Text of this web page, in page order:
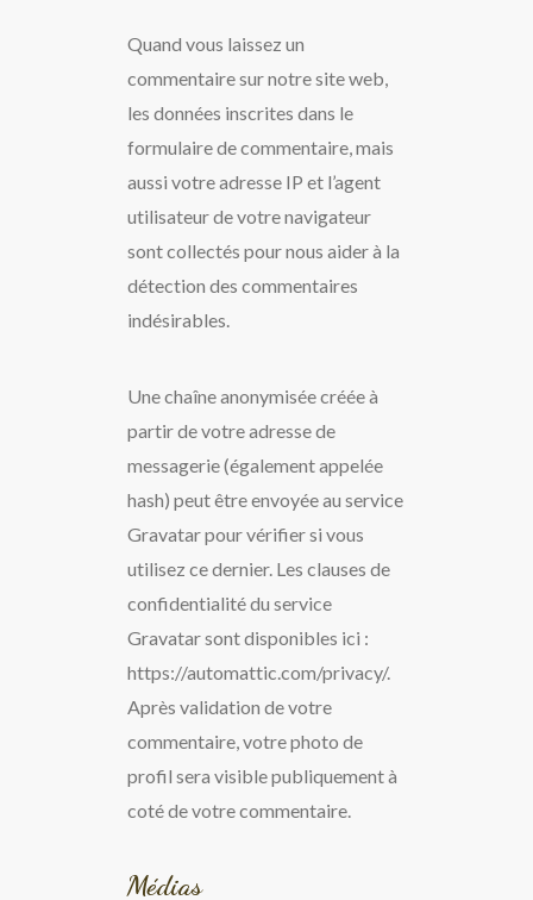
Quand vous laissez un
commentaire sur notre site web,
les données inscrites dans le
formulaire de commentaire, mais
aussi votre adresse IP et l’agent
utilisateur de votre navigateur
sont collectés pour nous aider à la
détection des commentaires
indésirables.
Une chaîne anonymisée créée à
partir de votre adresse de
messagerie (également appelée
hash) peut être envoyée au service
Gravatar pour vérifier si vous
utilisez ce dernier. Les clauses de
confidentialité du service
Gravatar sont disponibles ici :
https://automattic.com/privacy/.
Après validation de votre
commentaire, votre photo de
profil sera visible publiquement à
coté de votre commentaire.
Médias